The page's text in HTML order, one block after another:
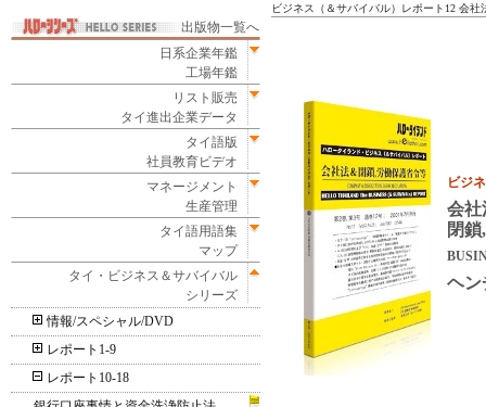
出版物一覧へ
日系企業年鑑
工場年鑑
リスト販売
タイ進出企業データ
タイ語版
社員教育ビデオ
マネージメント
生産管理
タイ語用語集
マップ
タイ・ビジネス＆サバイバル
シリーズ
情報/スペシャル/DVD
レポート1-9
レポート10-18
ビジネス（＆サバイバル）レポート12 会
ビジ
会社
閉
ヘン